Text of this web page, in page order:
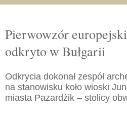
Pierwowzór
odkryto w Bułgarii
Odkrycia dokonał zespół
na stanowisku koło wioski
miasta Pazardżik – stolicy